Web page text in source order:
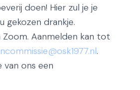
doen! Hier zul je je
gekozen drankje.
Zoom. Aanmelden kan tot
.
van ons een